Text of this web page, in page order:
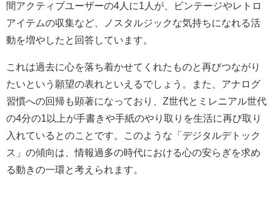
間アクティブユーザーの4人に1人が、ビンテージやレトロ
アイテムの収集など、ノスタルジックな気持ちになれる活
動を増やしたと回答しています。
これは過去に心を落ち着かせてくれたものと再びつながり
たいという願望の表れといえるでしょう。また、アナログ
習慣への回帰も顕著になっており、Z世代とミレニアル世代
の4分の1以上が手書きや手紙のやり取りを生活に再び取り
入れているとのことです。このような「デジタルデトック
ス」の傾向は、情報過多の時代における心の安らぎを求め
る動きの一環と考えられます。